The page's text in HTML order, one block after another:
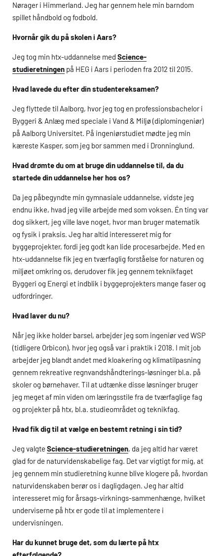
Nørager i Himmerland. Jeg har gennem hele min barndom
spillet håndbold og fodbold.
Hvornår gik du på skolen i Aars?
Jeg tog min htx-uddannelse med Science-
studieretningen på HEG i Aars i perioden fra 2012 til 2015.
Hvad lavede du efter din studentereksamen?
Jeg flyttede til Aalborg, hvor jeg tog en professionsbachelor i
Byggeri & Anlæg med speciale i Vand & Miljø (diplomingeniør)
på Aalborg Universitet. På ingeniørstudiet mødte jeg min
kæreste Kasper, som jeg bor sammen med i Dronninglund.
Hvad drømte du om at bruge din uddannelse til, da du
startede din uddannelse her hos os?
Da jeg påbegyndte min gymnasiale uddannelse, vidste jeg
endnu ikke, hvad jeg ville arbejde med som voksen. Én ting var
dog sikkert, jeg ville lave noget, hvor man bruger matematik
og fysik i praksis. Jeg har altid interesseret mig for
byggeprojekter, fordi jeg godt kan lide procesarbejde. Med en
htx-uddannelse fik jeg en tværfaglig forståelse for naturen og
miljøet omkring os, derudover fik jeg gennem teknikfaget
Byggeri og Energi et indblik i byggeprojekters mange faser og
udfordringer.
Hvad laver du nu?
Når jeg ikke holder barsel, arbejder jeg som ingeniør ved WSP
(tidligere Orbicon), hvor jeg også var i praktik i 2018. I mit job
arbejder jeg blandt andet med kloakering og klimatilpasning
gennem rekreative regnvandshåndterings-løsninger bl.a. på
skoler og børnehaver. Til at udtænke disse løsninger bruger
jeg meget af min viden om læringsstile fra de tværfaglige fag
og projekter på htx, bl.a. studieområdet og teknikfag.
Hvad fik dig til at vælge en bestemt retning i sin tid?
Jeg valgte Science-studieretningen, da jeg altid har været
glad for de naturvidenskabelige fag. Det var vigtigt for mig, at
jeg gennem min studieretning kunne blive klogere på, hvordan
naturvidenskaben berør os i dagligdagen. Jeg har altid
interesseret mig for årsags-virknings-sammenhænge, hvilket
underviserne på htx er gode til at implementere i
undervisningen.
Har du kunnet bruge det, som du lærte påhtx